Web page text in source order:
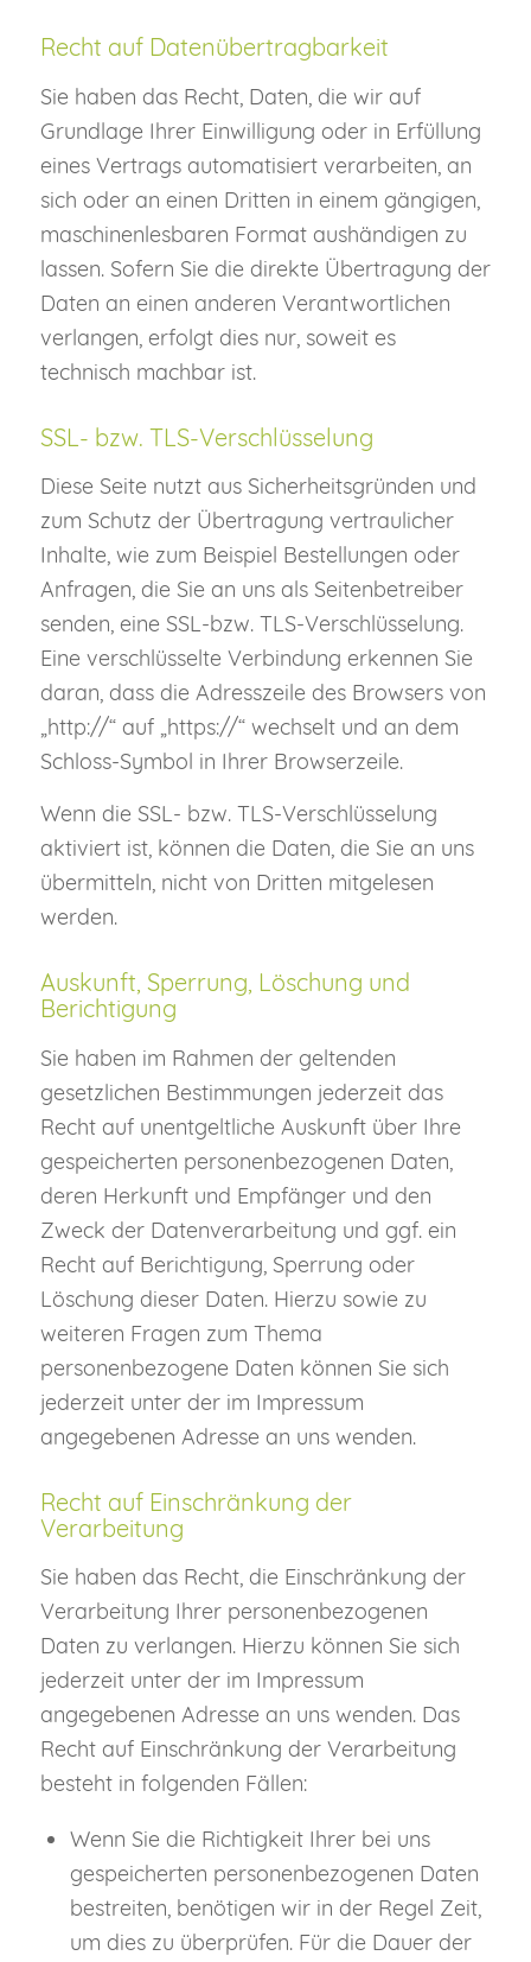
Recht auf Datenübertragbarkeit
Sie haben das Recht, Daten, die wir auf
Grundlage Ihrer Einwilligung oder in Erfüllung
eines Vertrags automatisiert verarbeiten, an
sich oder an einen Dritten in einem gängigen,
maschinenlesbaren Format aushändigen zu
lassen. Sofern Sie die direkte Übertragung der
Daten an einen anderen Verantwortlichen
verlangen, erfolgt dies nur, soweit es
technisch machbar ist.
SSL- bzw. TLS-Verschlüsselung
Diese Seite nutzt aus Sicherheitsgründen und
zum Schutz der Übertragung vertraulicher
Inhalte, wie zum Beispiel Bestellungen oder
Anfragen, die Sie an uns als Seitenbetreiber
senden, eine SSL-bzw. TLS-Verschlüsselung.
Eine verschlüsselte Verbindung erkennen Sie
daran, dass die Adresszeile des Browsers von
„http://“ auf „https://“ wechselt und an dem
Schloss-Symbol in Ihrer Browserzeile.
Wenn die SSL- bzw. TLS-Verschlüsselung
aktiviert ist, können die Daten, die Sie an uns
übermitteln, nicht von Dritten mitgelesen
werden.
Auskunft, Sperrung, Löschung und
Berichtigung
Sie haben im Rahmen der geltenden
gesetzlichen Bestimmungen jederzeit das
Recht auf unentgeltliche Auskunft über Ihre
gespeicherten personenbezogenen Daten,
deren Herkunft und Empfänger und den
Zweck der Datenverarbeitung und ggf. ein
Recht auf Berichtigung, Sperrung oder
Löschung dieser Daten. Hierzu sowie zu
weiteren Fragen zum Thema
personenbezogene Daten können Sie sich
jederzeit unter der im Impressum
angegebenen Adresse an uns wenden.
Recht auf Einschränkung der
Verarbeitung
Sie haben das Recht, die Einschränkung der
Verarbeitung Ihrer personenbezogenen
Daten zu verlangen. Hierzu können Sie sich
jederzeit unter der im Impressum
angegebenen Adresse an uns wenden. Das
Recht auf Einschränkung der Verarbeitung
besteht in folgenden Fällen:
Wenn Sie die Richtigkeit Ihrer bei uns
gespeicherten personenbezogenen Daten
bestreiten, benötigen wir in der Regel Zeit,
um dies zu überprüfen. Für die Dauer der